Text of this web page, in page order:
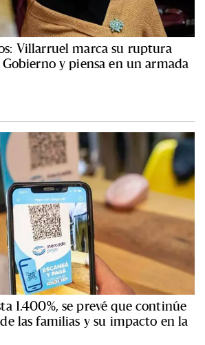
Villarruel marca su ruptura
y piensa en un armada
1.400%, se prevé que continúe
las familias y su impacto en la